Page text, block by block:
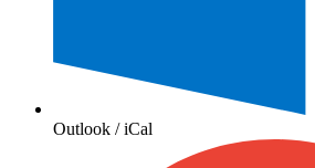
Outlook / iCal